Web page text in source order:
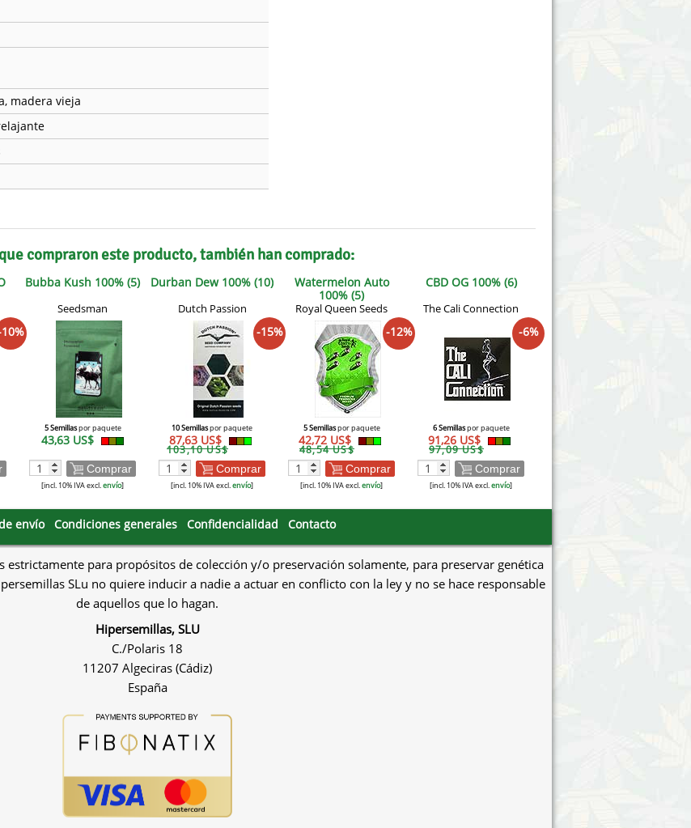
madera vieja
compraron este producto, también han comprado:
Bubba Kush 100% (5)
Seedsman
5 Semillaspor paquete
43,63 US$
Comprar
[incl. 10% IVA excl.envío]
Durban Dew 100% (10)
Dutch Passion
-15%
10 Semillaspor paquete
87,63 US$
103,10 US$
Comprar
[incl. 10% IVA excl.envío]
Watermelon Auto
100% (5)
Royal Queen Seeds
-12%
5 Semillaspor paquete
42,72 US$
48,54 US$
Comprar
[incl. 10% IVA excl.envío]
CBD OG 100% (6)
The Cali Connection
-6%
6 Semillaspor paquete
91,26 US$
97,09 US$
Comprar
[incl. 10% IVA excl.envío]
envío Condiciones generales Confidencialidad Contacto
estrictamente para propósitos de colección y/o preservación solamente, para preservar genética
SLu no quiere inducir a nadie a actuar en conflicto con la ley y no se hace responsable
de aquellos que lo hagan.
Hipersemillas, SLU
C./Polaris 18
11207 Algeciras (Cádiz)
España